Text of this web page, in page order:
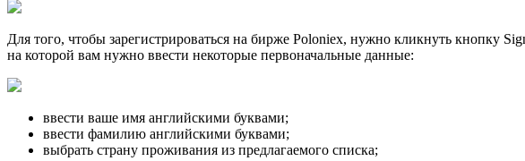
Для того, чтобы зарегистрироваться на бирже Poloniex, нужно кликнуть кнопку
на которой вам нужно ввести некоторые первоначальные данные:
ввести ваше имя английскими буквами;
ввести фамилию английскими буквами;
выбрать страну проживания из предлагаемого списка;